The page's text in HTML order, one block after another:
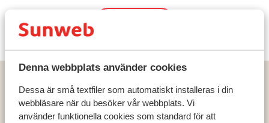
Denna webbplats använder cookies
Dessa är små textfiler som automatiskt installeras i din
webbläsare när du besöker vår webbplats. Vi
använder funktionella cookies som standard för att